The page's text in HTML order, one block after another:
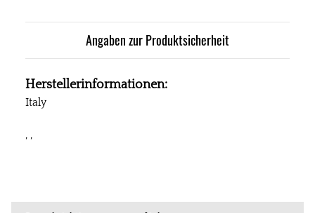
Angaben zur Produktsicherheit
Herstellerinformationen:
Italy
, ,